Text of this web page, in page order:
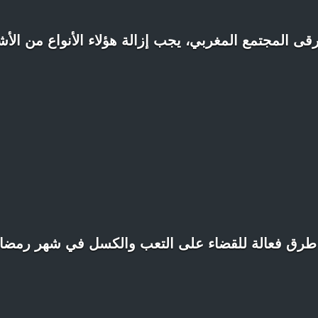
المجتمع المغربي، يجب إزالة هؤلاء الأنواع من